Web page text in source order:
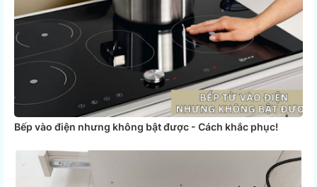
Bếp vào điện nhưng không bật được - Cách khắc phục!